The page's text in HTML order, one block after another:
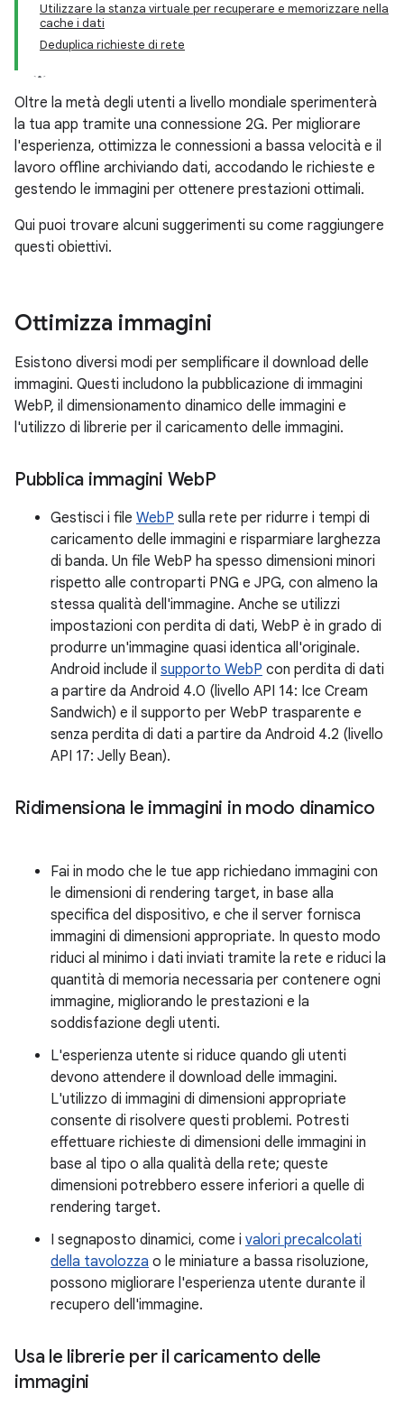
Utilizzare la stanza virtuale per recuperare e memorizzare nella
cache i dati
Deduplica richieste di rete
Oltre la metà degli utenti a livello mondiale sperimenterà
la tua app tramite una connessione 2G. Per migliorare
l'esperienza, ottimizza le connessioni a bassa velocità e il
lavoro offline archiviando dati, accodando le richieste e
gestendo le immagini per ottenere prestazioni ottimali.
Qui puoi trovare alcuni suggerimenti su come raggiungere
questi obiettivi.
Ottimizza immagini
Esistono diversi modi per semplificare il download delle
immagini. Questi includono la pubblicazione di immagini
WebP, il dimensionamento dinamico delle immagini e
l'utilizzo di librerie per il caricamento delle immagini.
Pubblica immagini WebP
Gestisci i file WebP sulla rete per ridurre i tempi di
caricamento delle immagini e risparmiare larghezza
di banda. Un file WebP ha spesso dimensioni minori
rispetto alle controparti PNG e JPG, con almeno la
stessa qualità dell'immagine. Anche se utilizzi
impostazioni con perdita di dati, WebP è in grado di
produrre un'immagine quasi identica all'originale.
Android include il supporto WebP con perdita di dati
a partire da Android 4.0 (livello API 14: Ice Cream
Sandwich) e il supporto per WebP trasparente e
senza perdita di dati a partire da Android 4.2 (livello
API 17: Jelly Bean).
Ridimensiona le immagini in modo dinamico
Fai in modo che le tue app richiedano immagini con
le dimensioni di rendering target, in base alla
specifica del dispositivo, e che il server fornisca
immagini di dimensioni appropriate. In questo modo
riduci al minimo i dati inviati tramite la rete e riduci la
quantità di memoria necessaria per contenere ogni
immagine, migliorando le prestazioni e la
soddisfazione degli utenti.
L'esperienza utente si riduce quando gli utenti
devono attendere il download delle immagini.
L'utilizzo di immagini di dimensioni appropriate
consente di risolvere questi problemi. Potresti
effettuare richieste di dimensioni delle immagini in
base al tipo o alla qualità della rete; queste
dimensioni potrebbero essere inferiori a quelle di
rendering target.
I segnaposto dinamici, come i valori precalcolati
della tavolozza o le miniature a bassa risoluzione,
possono migliorare l'esperienza utente durante il
recupero dell'immagine.
Usa le librerie per il caricamento delle
immagini